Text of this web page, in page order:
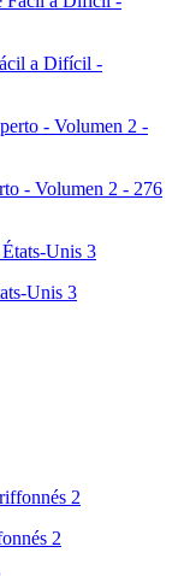
a Difícil -
- Volumen 2 - 276
Unis 3
2